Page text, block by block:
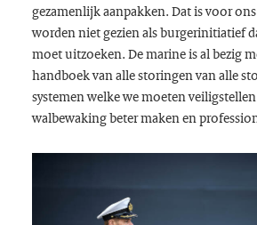
gezamenlijk aanpakken. Dat is voor
worden niet gezien als burgerinitiatief
moet uitzoeken. De marine is al bezig
handboek van alle storingenvan alle
systemen welke we moeten veiligstellen
walbewaking beter maken en